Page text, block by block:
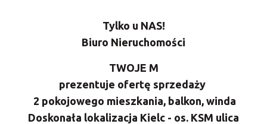
Tylko u NAS!
Biuro Nieruchomości
TWOJE M
prezentuje ofertę sprzedaży
2 pokojowego mieszkania, balkon, winda
Doskonała lokalizacja Kielc - os. KSM ulica